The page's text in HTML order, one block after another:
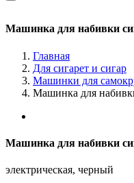
Машинка для набивки
Главная
Для сигарет и сигар
Машинки для
Машинка для
Машинка для набивки
электрическая, черный